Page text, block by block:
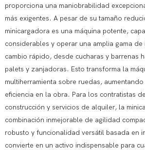
proporciona una maniobrabilidad
más exigentes. A pesar de su tamaño
minicargadora es una máquina potente,
considerables y operar una amplia gama de
cambio rápido, desde cucharas y barrenas
palets y zanjadoras. Esto transforma la
multiherramienta sobre ruedas,
eficiencia en la obra. Para los contratistas
construcción y servicios de alquiler, la
combinación inmejorable de agilidad
robusto y funcionalidad versátil basada en
convierte en un activo indispensable para